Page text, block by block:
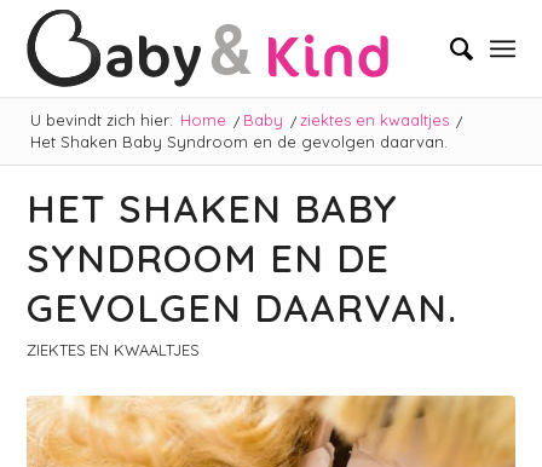
U bevindt zich hier: Home / Baby / ziektes en kwaaltjes /
Het Shaken Baby Syndroom en de gevolgen daarvan.
HET SHAKEN BABY
SYNDROOM EN DE
GEVOLGEN DAARVAN.
ZIEKTES EN KWAALTJES